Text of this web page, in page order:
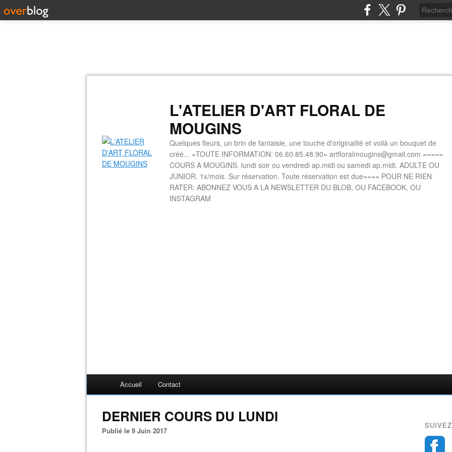
L'ATELIER D'ART FLORAL DE
MOUGINS
Quelques fleurs, un brin de fantaisie, une touche d'originalité et voilà un bouquet de
créé... =TOUTE INFORMATION: 06.60.85.48.90= artfloralmougins@gmail.com =====
COURS A MOUGINS. lundi soir ou vendredi ap.midi ou samedi ap.midi. ADULTE OU
JUNIOR. 1x/mois. Sur réservation. Toute réservation est due==== POUR NE RIEN
RATER: ABONNEZ VOUS A LA NEWSLETTER DU BLOB, OU FACEBOOK, OU
INSTAGRAM
Accueil Contact
DERNIER COURS DU LUNDI
Publié le 9 Juin 2017